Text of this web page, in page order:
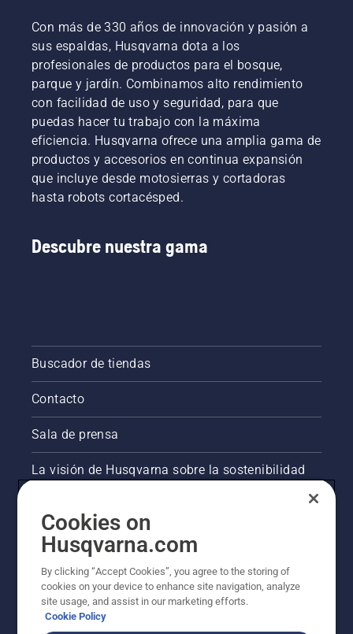
Con más de 330 años de innovación y pasión a
sus espaldas, Husqvarna dota a los
profesionales de productos para el bosque,
parque y jardín. Combinamos alto rendimiento
con facilidad de uso y seguridad, para que
puedas hacer tu trabajo con la máxima
eficiencia. Husqvarna ofrece una amplia gama de
productos y accesorios en continua expansión
que incluye desde motosierras y cortadoras
hasta robots cortacésped.
Descubre nuestra gama
Buscador de tiendas
Contacto
Sala de prensa
La visión de Husqvarna sobre la sostenibilidad
Otros sitios de Husqvarna
Cookies on
Husqvarna.com
By clicking “Accept Cookies”, you agree to the storing of
cookies on your device to enhance site navigation, analyze
site usage, and assist in our marketing efforts.
Cookie Policy